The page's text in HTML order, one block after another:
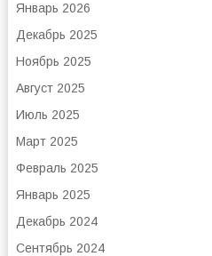
Январь 2026
Декабрь 2025
Ноябрь 2025
Август 2025
Июль 2025
Март 2025
Февраль 2025
Январь 2025
Декабрь 2024
Сентябрь 2024